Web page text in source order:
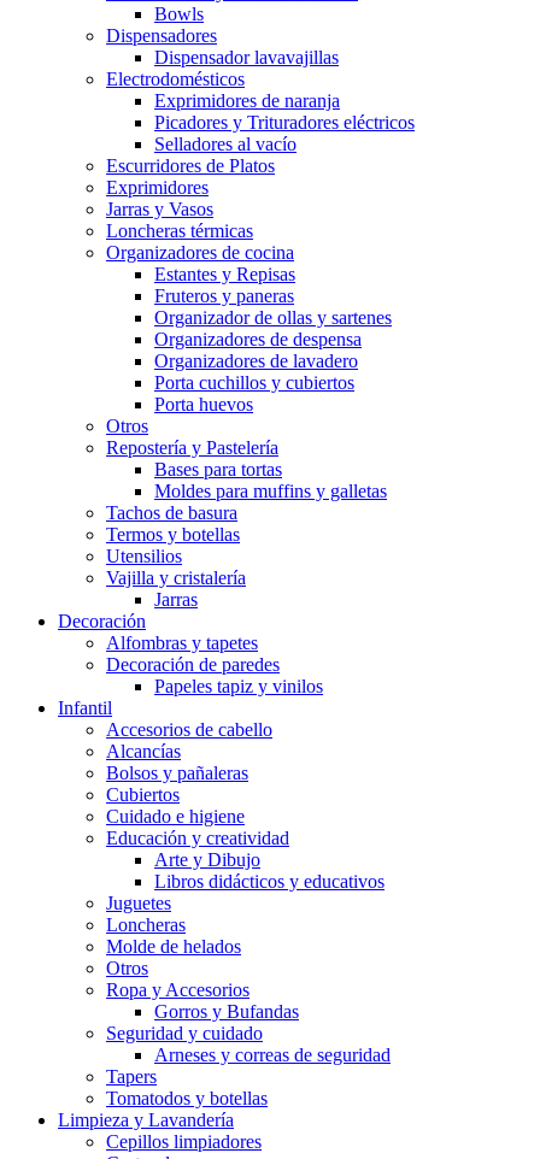
Bowls
Dispensadores
Dispensador lavavajillas
Electrodomésticos
Exprimidores de naranja
Picadores y Trituradores eléctricos
Selladores al vacío
Escurridores de Platos
Exprimidores
Jarras y Vasos
Loncheras térmicas
Organizadores de cocina
Estantes y Repisas
Fruteros y paneras
Organizador de ollas y sartenes
Organizadores de despensa
Organizadores de lavadero
Porta cuchillos y cubiertos
Porta huevos
Otros
Repostería y Pastelería
Bases para tortas
Moldes para muffins y galletas
Tachos de basura
Termos y botellas
Utensilios
Vajilla y cristalería
Jarras
Decoración
Alfombras y tapetes
Decoración de paredes
Papeles tapiz y vinilos
Infantil
Accesorios de cabello
Alcancías
Bolsos y pañaleras
Cubiertos
Cuidado e higiene
Educación y creatividad
Arte y Dibujo
Libros didácticos y educativos
Juguetes
Loncheras
Molde de helados
Otros
Ropa y Accesorios
Gorros y Bufandas
Seguridad y cuidado
Arneses y correas de seguridad
Tapers
Tomatodos y botellas
Limpieza y Lavandería
Cepillos limpiadores